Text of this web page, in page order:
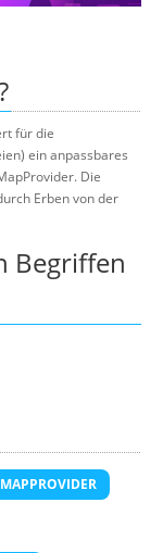
für die
ein anpassbares
Die
Erben von der
Begriffen